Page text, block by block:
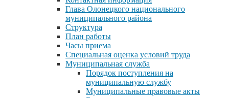
Глава Олонецкого национального
муниципального района
Структура
План работы
Часы приема
Специальная оценка условий труда
Муниципальная служба
Порядок поступления на
муниципальную службу
Муниципальные правовые акты